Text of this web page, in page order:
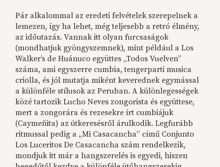
Pár alkalommal az eredeti felvételek szerepelnek a
lemezen, így ha lehet, még teljesebb a retró élmény,
az időutazás. Vannak itt olyan furcsaságok
(mondhatjuk gyöngyszemnek), mint például a Los
Walker’s de Huánuco együttes „Todos Vuelven”
száma, ami egyszerre cumbia, tengerparti musica
criolla, és jól mutatja miként keverednek egymással
a különféle stílusok az Peruban. A különlegességek
közé tartozik Lucho Neves zongorista és együttese,
mert a zongorára és rezesekre írt cumbiájuk
(Caymeñita) az útkeresésről árulkodik. Legfurább
ritmussal pedig a „Mi Casacancha” című Conjunto
Los Luceritos De Casacancha szám rendelkezik,
mondjuk itt már a hangszerelés is egyedi, hiszen